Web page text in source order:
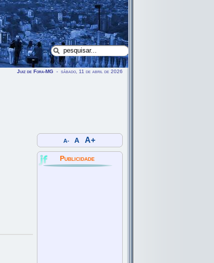
Juiz de Fora-MG - sábado, 11 de abril de 2026
A- A A+
Publicidade